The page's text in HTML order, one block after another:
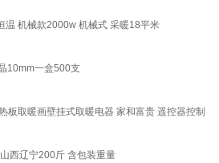
温 机械款2000w 机械式 采暖18平米
10mm一盒500支
取暖画壁挂式取暖电器 家和富贵 遥控器控制
西辽宁200斤 含包装重量